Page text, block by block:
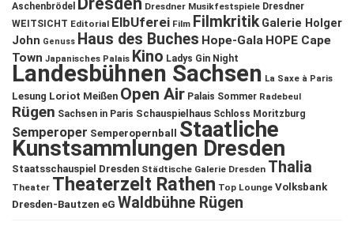
Aschenbrödel
Dresdner Musikfestspiele Dresdner
WEITSICHT Editorial ElbUferei Film Filmkritik Galerie Holger
John Genuss Haus des Buches Hope-Gala HOPE Cape
Town Japanisches Palais Kino Ladys Gin Night
Landesbühnen Sachsen La Saxe à Paris
Lesung Loriot Meißen Open Air Palais Sommer Radebeul
Rügen Sachsen in Paris Schauspielhaus Schloss Moritzburg
Semperoper Semperopernball Staatliche
Kunstsammlungen Dresden
Staatsschauspiel Dresden Städtische Galerie Dresden Thalia
Theater Theaterzelt Rathen Top Lounge Volksbank
Dresden-Bautzen eG Waldbühne Rügen